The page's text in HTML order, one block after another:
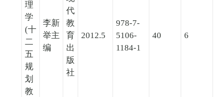
理
学
(十
二
五
规
划
教
李新
举主
编
代
教
育
出
版
社
2012.5
978-7-
5106-
1184-1
40 6